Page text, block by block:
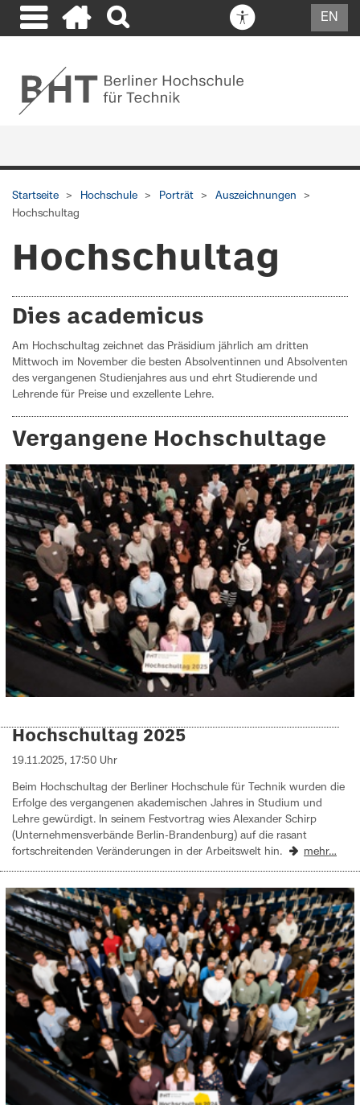
EN
Startseite Hochschule Porträt
Auszeichnungen
Hochschultag
Hochschultag
Dies academicus
Am Hochschultag zeichnet das Präsidium jährlich am dritten
Mittwoch im November die besten Absolventinnen und Absolventen
des vergangenen Studienjahres aus und ehrt Studierende und
Lehrende für Preise und exzellente Lehre.
Vergangene Hochschultage
Hochschultag 2025
19.11.2025, 17:50 Uhr
Beim Hochschultag der Berliner Hochschule für Technik wurden die
Erfolge des vergangenen akademischen Jahres in Studium und
Lehre gewürdigt. In seinem Festvortrag wies Alexander Schirp
(Unternehmensverbände Berlin-Brandenburg) auf die rasant
fortschreitenden Veränderungen in der Arbeitswelt hin.
mehr…